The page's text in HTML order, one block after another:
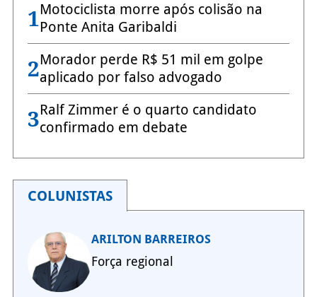
1Motociclista morre após colisão na
Ponte Anita Garibaldi
2Morador perde R$ 51 mil em golpe
aplicado por falso advogado
3Ralf Zimmer é o quarto candidato
confirmado em debate
COLUNISTAS
ARILTON BARREIROS
Força regional